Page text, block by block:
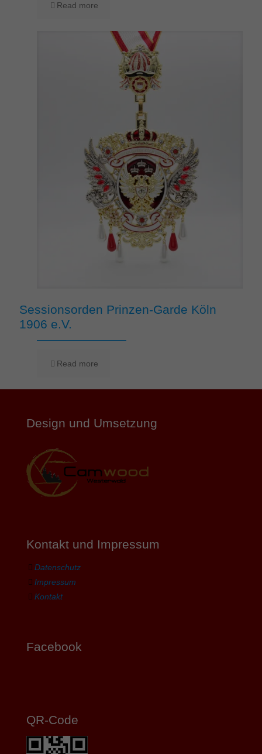
Read more
Sessionsorden Prinzen-Garde Köln
1906 e.V.
Read more
Design und Umsetzung
Kontakt und Impressum
Datenschutz
Impressum
Kontakt
Facebook
QR-Code